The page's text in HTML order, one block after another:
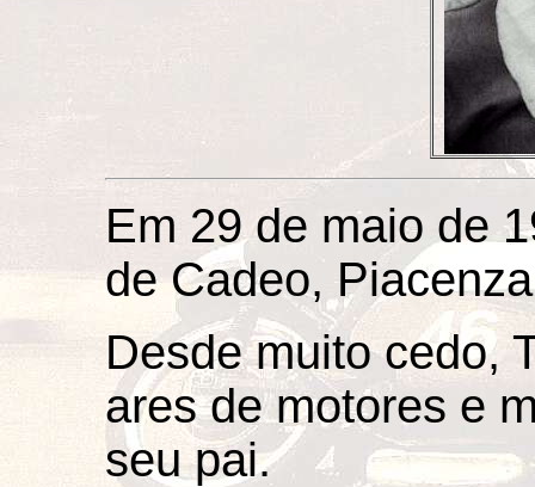
Em 29 de maio de
de Cadeo,
Desde muito cedo,
ares de motores e
seu pai.